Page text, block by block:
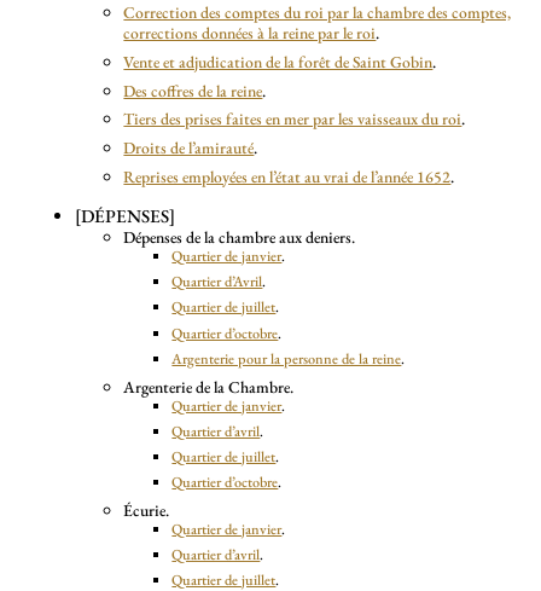
Correction des comptes du roi par la chambre des comptes,
corrections données à la reine par le roi.
Vente et adjudication de la forêt de Saint Gobin.
Des coffres de la reine.
Tiers des prises faites en mer par les vaisseaux du roi.
Droits de l’amirauté.
Reprises employées en l’état au vrai de l’année 1652.
[DÉPENSES]
Dépenses de la chambre aux deniers.
Quartier de janvier.
Quartier d’Avril.
Quartier de juillet.
Quartier d’octobre.
Argenterie pour la personne de la reine.
Argenterie de la Chambre.
Quartier de janvier.
Quartier d’avril.
Quartier de juillet.
Quartier d’octobre.
Écurie.
Quartier de janvier.
Quartier d’avril.
Quartier de juillet.